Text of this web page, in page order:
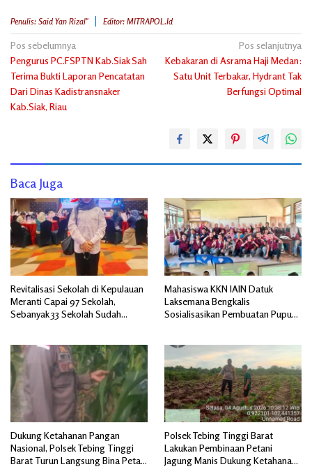
Penulis: Said Yan Rizal" Editor: MITRAPOL.id
Navigasi
pos
Pos sebelumnya
Pengurus PC.FSPTN Kab.Siak Sah
Terima Bukti Laporan Pencatatan
Dari Dinas Kadistransnaker
Kab.Siak, Riau
Pos selanjutnya
Kebakaran di Asrama Haji Medan:
Satu Unit Terbakar, Hydrant Tak
Berfungsi Optimal
Baca Juga
Revitalisasi Sekolah di Kepulauan
Meranti Capai 97 Sekolah,
Sebanyak 33 Sekolah Sudah
Mahasiswa KKN IAIN Datuk
Laksemana Bengkalis
Sosialisasikan Pembuatan Pupuk
Dukung Ketahanan Pangan
Nasional, Polsek Tebing Tinggi
Barat Turun Langsung Bina Petani
Polsek Tebing Tinggi Barat
Lakukan Pembinaan Petani
Jagung Manis Dukung Ketahanan